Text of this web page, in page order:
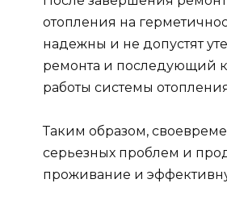
отопления на
надежны и не допустят
ремонта и последующий
работы системы
Таким образом,
серьезных проблем и
проживание и